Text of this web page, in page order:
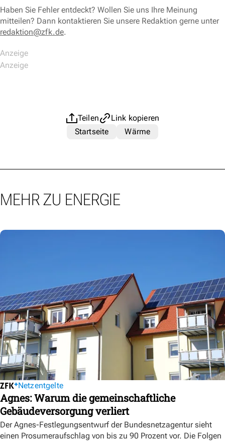
Haben Sie Fehler entdeckt? Wollen Sie uns Ihre Meinung
mitteilen? Dann kontaktieren Sie unsere Redaktion gerne unter
redaktion@zfk.de.
Teilen
Link kopieren
Startseite
Wärme
MEHR ZU ENERGIE
Netzentgelte
Agnes: Warum die gemeinschaftliche
Gebäudeversorgung verliert
Der Agnes-Festlegungsentwurf der Bundesnetzagentur sieht
einen Prosumeraufschlag von bis zu 90 Prozent vor. Die Folgen